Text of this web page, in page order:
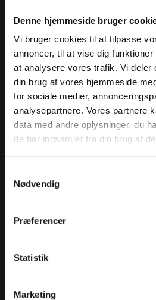
Denne hjemmeside bruger
Vi bruger cookies til at tilpasse
annoncer, til at vise dig
at analysere vores trafik. Vi deler
din brug af vores hjemmeside
for sociale medier,
analysepartnere. Vores partnere
data med andre oplysninger, du
de har indsamlet fra din brug af
Nødvendig
Præferencer
Statistik
Marketing